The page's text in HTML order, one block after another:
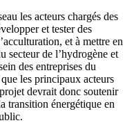
les acteurs chargés des
et tester des
et à mettre en
secteur de l’hydrogène et
des entreprises du
les principaux acteurs
devrait donc soutenir
transition énergétique en